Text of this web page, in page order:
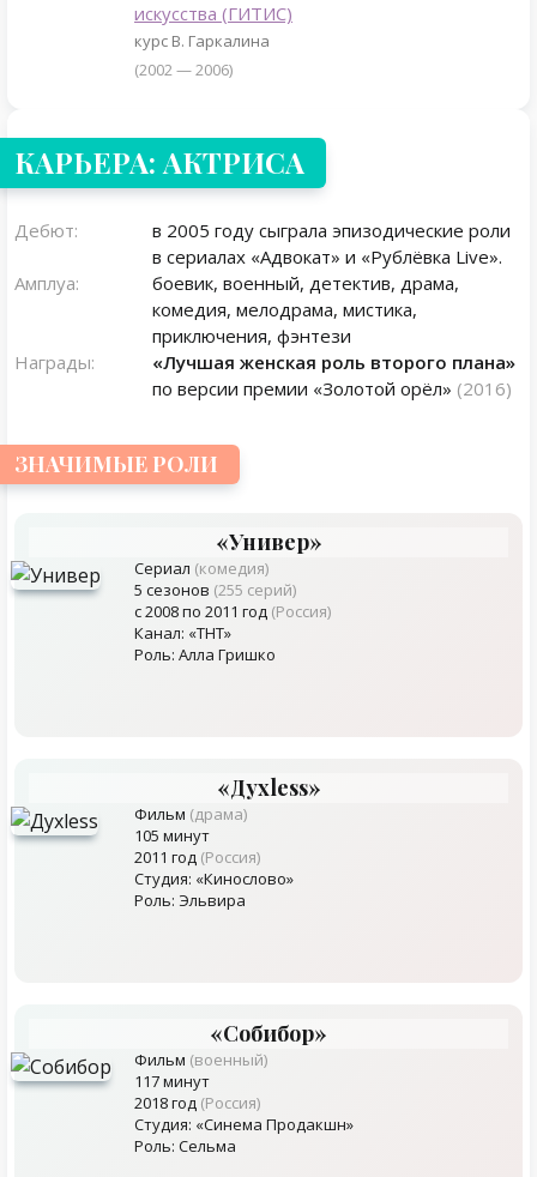
искусства (ГИТИС)
курс В. Гаркалина
(2002 — 2006)
КАРЬЕРА: АКТРИСА
Дебют:
в 2005 году сыграла эпизодические роли
в сериалах «Адвокат» и «Рублёвка Live».
Амплуа:
боевик, военный, детектив, драма,
комедия, мелодрама, мистика,
приключения, фэнтези
Награды:
«Лучшая женская роль второго плана»
по версии премии «Золотой орёл» (2016)
ЗНАЧИМЫЕ РОЛИ
«Универ»
Сериал (комедия)
5 сезонов (255 серий)
с 2008 по 2011 год (Россия)
Канал: «ТНТ»
Роль: Алла Гришко
«Духless»
Фильм (драма)
105 минут
2011 год (Россия)
Студия: «Кинослово»
Роль: Эльвира
«Собибор»
Фильм (военный)
117 минут
2018 год (Россия)
Студия: «Синема Продакшн»
Роль: Сельма